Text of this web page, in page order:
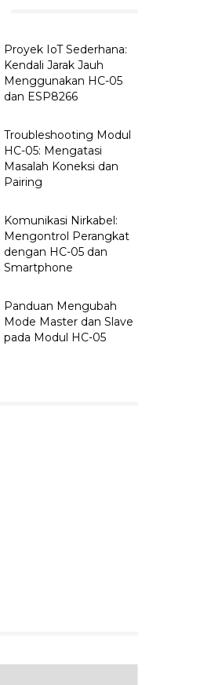
Proyek IoT Sederhana:
Kendali Jarak Jauh
Menggunakan HC-05
dan ESP8266
Troubleshooting Modul
HC-05: Mengatasi
Masalah Koneksi dan
Pairing
Komunikasi Nirkabel:
Mengontrol Perangkat
dengan HC-05 dan
Smartphone
Panduan Mengubah
Mode Master dan Slave
pada Modul HC-05